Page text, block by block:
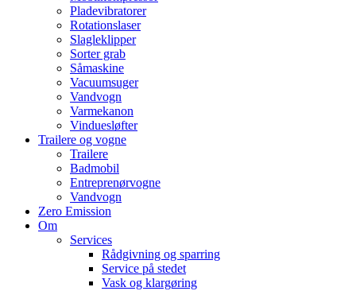
Pladevibratorer
Rotationslaser
Slagleklipper
Sorter grab
Såmaskine
Vacuumsuger
Vandvogn
Varmekanon
Vinduesløfter
Trailere og vogne
Trailere
Badmobil
Entreprenørvogne
Vandvogn
Zero Emission
Om
Services
Rådgivning og sparring
Service på stedet
Vask og klargøring